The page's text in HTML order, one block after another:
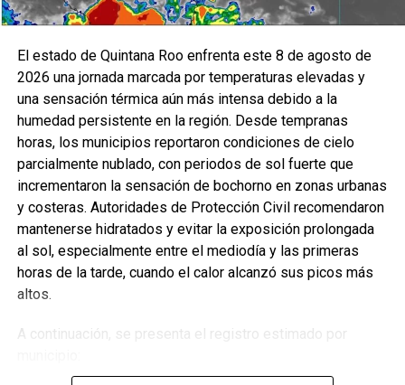
El estado de Quintana Roo enfrenta este 8 de agosto de
2026 una jornada marcada por temperaturas elevadas y
una sensación térmica aún más intensa debido a la
humedad persistente en la región. Desde tempranas
horas, los municipios reportaron condiciones de cielo
parcialmente nublado, con periodos de sol fuerte que
incrementaron la sensación de bochorno en zonas urbanas
y costeras. Autoridades de Protección Civil recomendaron
mantenerse hidratados y evitar la exposición prolongada
al sol, especialmente entre el mediodía y las primeras
horas de la tarde, cuando el calor alcanzó sus picos más
altos.
A continuación, se presenta el registro estimado por